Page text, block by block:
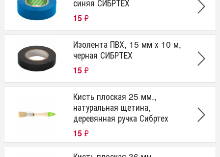
синяя СИБРТЕХ
15 ₽
Изолента ПВХ, 15 мм х 10 м,
черная СИБРТЕХ
15 ₽
Кисть плоская 25 мм.,
натуральная щетина,
деревянная ручка Сибртех
15 ₽